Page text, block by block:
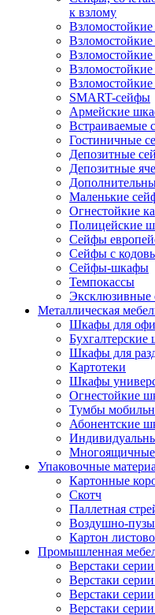
к взлому
SMART-сейфы
Армейские
Встраиваемые
Гостиничные
Депозитные
Депозитные
Маленькие
Огнестойкие
Полицейские
Сейфы
Сейфы с
Сейфы-шкафы
Темпокассы
Эксклюзивные
Металлическая
Шкафы для
Шкафы для
Картотеки
Шкафы
Огнестойкие
Тумбы
Абонентские
Упаковочные
Картонные
Скотч
Паллетная
Воздушно-
Картон
Промышленная
Верстаки
Верстаки
Верстаки
Верстаки